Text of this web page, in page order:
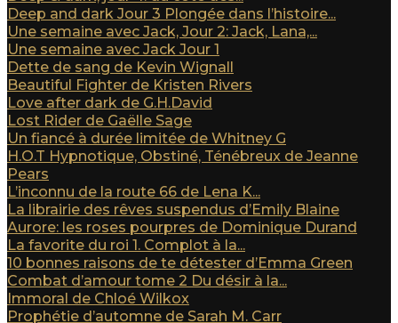
Deep and dark Jour 3 Plongée dans l’histoire...
Une semaine avec Jack, Jour 2: Jack, Lana,...
Une semaine avec Jack Jour 1
Dette de sang de Kevin Wignall
Beautiful Fighter de Kristen Rivers
Love after dark de G.H.David
Lost Rider de Gaëlle Sage
Un fiancé à durée limitée de Whitney G
H.O.T Hypnotique, Obstiné, Ténébreux de Jeanne
Pears
L’inconnu de la route 66 de Lena K...
La librairie des rêves suspendus d’Emily Blaine
Aurore: les roses pourpres de Dominique Durand
La favorite du roi 1. Complot à la...
10 bonnes raisons de te détester d’Emma Green
Combat d’amour tome 2 Du désir à la...
Immoral de Chloé Wilkox
Prophétie d’automne de Sarah M. Carr